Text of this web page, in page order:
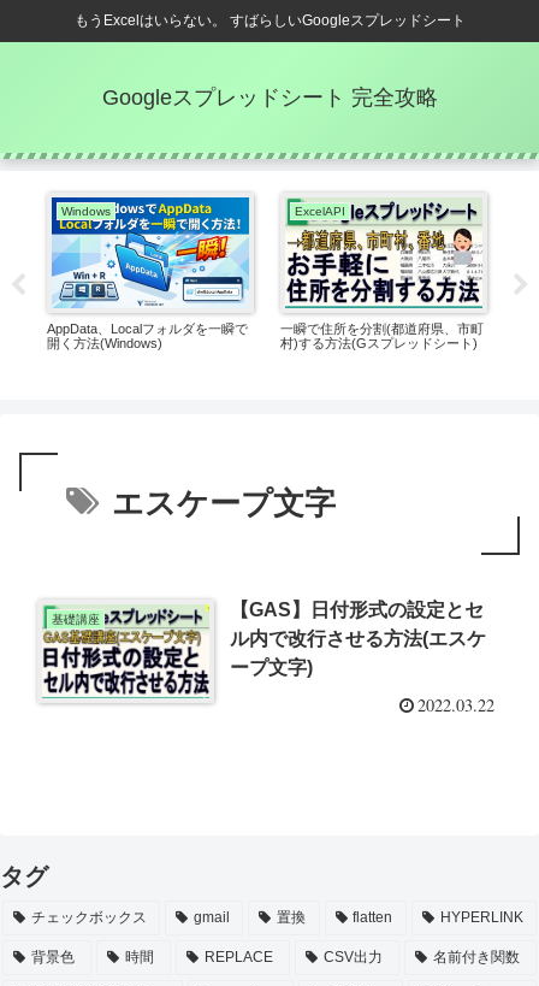
もうExcelはいらない。 すばらしいGoogleスプレッドシート
Googleスプレッドシート 完全攻略
Windows
AppData、Localフォルダを一瞬で
開く方法(Windows)
ExcelAPI
一瞬で住所を分割(都道府県、市町
村)する方法(Gスプレッドシート)
エスケープ文字
基礎講座
【GAS】日付形式の設定とセ
ル内で改行させる方法(エスケ
ープ文字)
2022.03.22
タグ
チェックボックス gmail 置換 flatten HYPERLINK
背景色 時間 REPLACE CSV出力 名前付き関数